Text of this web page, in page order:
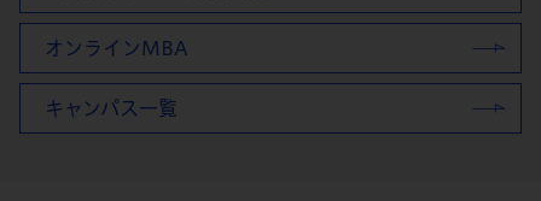
オンラインMBA
キャンパス一覧